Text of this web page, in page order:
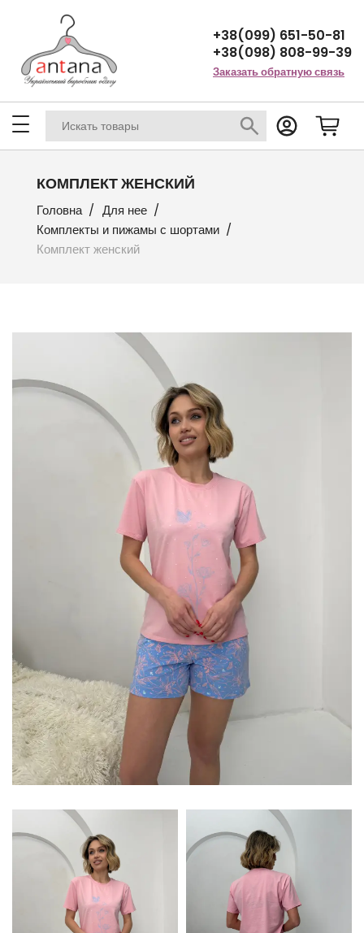
+38(099) 651-50-81
+38(098) 808-99-39
Заказать обратную связь
КОМПЛЕКТ ЖЕНСКИЙ
Головна
Для нее
Комплекты и пижамы с шортами
Комплект женский